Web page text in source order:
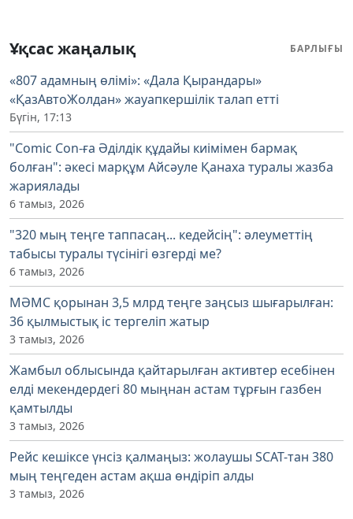
Ұқсас жаңалық БАРЛЫҒЫ
«807 адамның өлімі»: «Дала Қырандары»
«ҚазАвтоЖолдан» жауапкершілік талап етті
Бүгін, 17:13
"Comic Con-ға Әділдік құдайы киімімен бармақ
болған": әкесі марқұм Айсәуле Қанаха туралы жазба
жариялады
6 тамыз, 2026
"320 мың теңге таппасаң... кедейсің": әлеуметтің
табысы туралы түсінігі өзгерді ме?
6 тамыз, 2026
МӘМС қорынан 3,5 млрд теңге заңсыз шығарылған:
36 қылмыстық іс тергеліп жатыр
3 тамыз, 2026
Жамбыл облысында қайтарылған активтер есебінен
елді мекендердегі 80 мыңнан астам тұрғын газбен
қамтылды
3 тамыз, 2026
Рейс кешіксе үнсіз қалмаңыз: жолаушы SCAT-тан 380
мың теңгеден астам ақша өндіріп алды
3 тамыз, 2026